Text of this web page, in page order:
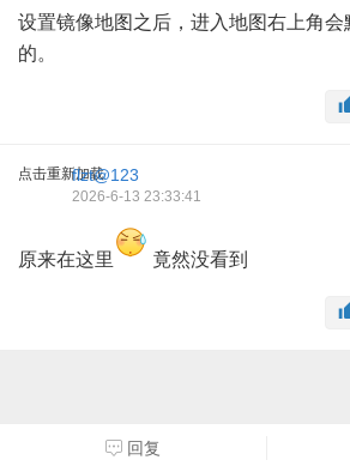
设置镜像地图之后，进入地图右上角会
的。
点击重新加载flzt@123
2026-6-13 23:33:41
原来在这里 竟然没看到
回复